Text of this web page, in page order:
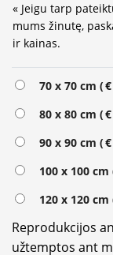
« Jeigu tarp
mums žinutę,
ir kainas.
70 x 70 cm (€
80 x 80 cm (€
90 x 90 cm (€
100 x 100 cm
120 x 120 cm
Reprodukcijos
užtemptos ant
Alternative: